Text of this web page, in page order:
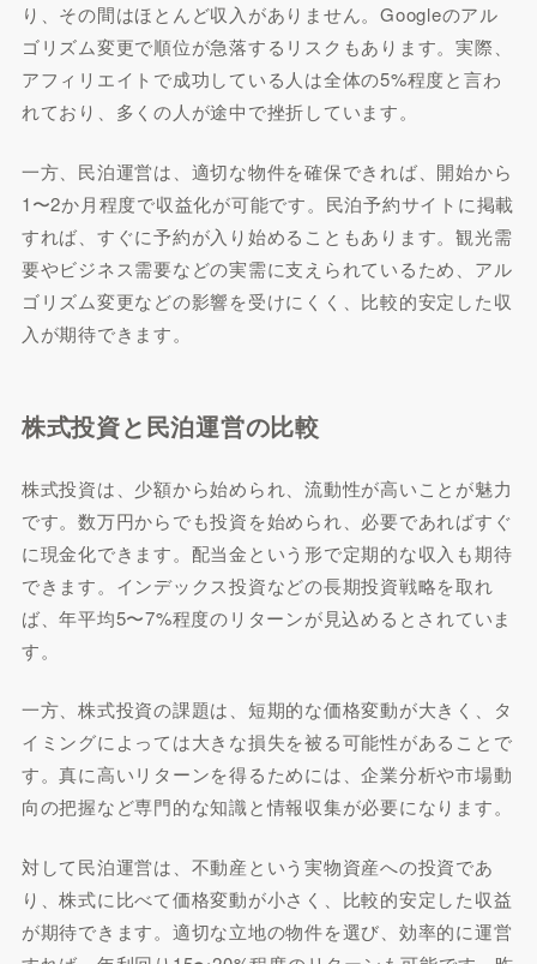
り、その間はほとんど収入がありません。Googleのアル
ゴリズム変更で順位が急落するリスクもあります。実際、
アフィリエイトで成功している人は全体の5%程度と言わ
れており、多くの人が途中で挫折しています。
一方、民泊運営は、適切な物件を確保できれば、開始から
1〜2か月程度で収益化が可能です。民泊予約サイトに掲載
すれば、すぐに予約が入り始めることもあります。観光需
要やビジネス需要などの実需に支えられているため、アル
ゴリズム変更などの影響を受けにくく、比較的安定した収
入が期待できます。
株式投資と民泊運営の比較
株式投資は、少額から始められ、流動性が高いことが魅力
です。数万円からでも投資を始められ、必要であればすぐ
に現金化できます。配当金という形で定期的な収入も期待
できます。インデックス投資などの長期投資戦略を取れ
ば、年平均5〜7%程度のリターンが見込めるとされていま
す。
一方、株式投資の課題は、短期的な価格変動が大きく、タ
イミングによっては大きな損失を被る可能性があることで
す。真に高いリターンを得るためには、企業分析や市場動
向の把握など専門的な知識と情報収集が必要になります。
対して民泊運営は、不動産という実物資産への投資であ
り、株式に比べて価格変動が小さく、比較的安定した収益
が期待できます。適切な立地の物件を選び、効率的に運営